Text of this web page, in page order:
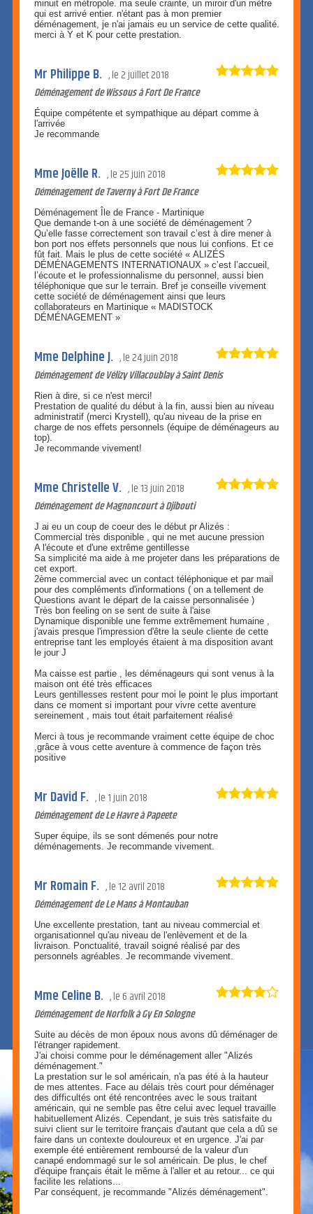
minuit en métropole. ma seule crainte, un miroir d'un mètre
qui est arrivé entier. n'étant pas à mon premier
déménagement, je n'ai jamais eu un service de cette qualité.
merci à Y et K pour cette prestation.
Mr Philippe B. le 2 juillet 2018
Déménagement de Wissous à Fort De France
Équipe compétente et sympathique au départ comme à
l'arrivée
Je recommande
Mme Joëlle R. le 25 juin 2018
Déménagement de Taverny à Fort De France
Déménagement Île de France - Martinique
Que demande t-on à une société de déménagement ?
Qu’elle fasse correctement son travail c’est à dire mener à
bon port nos effets personnels que nous lui confions. Et ce
fût fait. Mais le plus de cette société « ALIZÉS
DÉMÉNAGEMENTS INTERNATIONAUX » c’est l’accueil,
l’écoute et le professionnalisme du personnel, aussi bien
téléphonique que sur le terrain. Bref je conseille vivement
cette société de déménagement ainsi que leurs
collaborateurs en Martinique « MADISTOCK
DÉMÉNAGEMENT »
Mme Delphine J. le 24 juin 2018
Déménagement de Vélizy Villacoublay à Saint Denis
Rien à dire, si ce n'est merci!
Prestation de qualité du début à la fin, aussi bien au niveau
administratif (merci Krystell), qu'au niveau de la prise en
charge de nos effets personnels (équipe de déménageurs au
top).
Je recommande vivement!
Mme Christelle V. le 13 juin 2018
Déménagement de Magnoncourt à Djibouti
J ai eu un coup de coeur des le début pr Alizés :
Commercial très disponible , qui ne met aucune pression
A l'écoute et d'une extrême gentillesse
Sa simplicité ma aide à me projeter dans les préparations de
cet export.
2ème commercial avec un contact téléphonique et par mail
pour des compléments d'informations ( on a tellement de
Questions avant le départ de la caisse personnalisée )
Très bon feeling on se sent de suite à l'aise
Dynamique disponible une femme extrêmement humaine ,
j'avais presque l'impression d'être la seule cliente de cette
entreprise tant les employés étaient à ma disposition avant
le jour J
Ma caisse est partie , les déménageurs qui sont venus à la
maison ont été très efficaces
Leurs gentillesses restent pour moi le point le plus important
dans ce moment si important pour vivre cette aventure
sereinement , mais tout était parfaitement réalisé
Merci à tous je recommande vraiment cette équipe de choc
,grâce à vous cette aventure à commence de façon très
positive
Mr David F. le 1 juin 2018
Déménagement de Le Havre à Papeete
Super équipe, ils se sont démenés pour notre
déménagements. Je recommande vivement.
Mr Romain F. le 12 avril 2018
Déménagement de Le Mans à Montauban
Une excellente prestation, tant au niveau commercial et
organisationnel qu'au niveau de l'enlèvement et de la
livraison. Ponctualité, travail soigné réalisé par des
personnels agréables. Je recommande vivement.
Mme Celine B. le 6 avril 2018
Déménagement de Norfolk à Gy En Sologne
Suite au décès de mon époux nous avons dû déménager de
l'étranger rapidement.
J'ai choisi comme pour le déménagement aller "Alizés
déménagement."
La prestation sur le sol américain, n'a pas été à la hauteur
de mes attentes. Face au délais très court pour déménager
des difficultés ont été rencontrées avec le sous traitant
américain, qui ne semble pas être celui avec lequel travaille
habituellement Alizés. Cependant, je suis très satisfaite du
suivi client sur le territoire français d'autant que cela a dû se
faire dans un contexte douloureux et en urgence. J'ai par
exemple été entièrement remboursé de la valeur d'un
canapé endommagé sur le sol américain. De plus, le chef
d'équipe français était le même à l'aller et au retour... ce qui
facilite les relations...
Par conséquent, je recommande "Alizés déménagement".